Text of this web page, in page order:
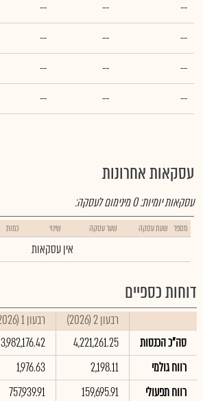
--
--
--
--
--
--
--
--
--
--
--
--
עסקאות אחרונות
עסקאות יומיות:0מינימום לעסקה:
מספר שעת עסקה שער עסקה שינוי כמות
אין עסקאות
דוחות כספיים
רבעון 2 (2026) רבעון 1 (2026)
סה"כ הכנסות
4,221,261.25
3,982,176.42
רווח גולמי
2,198.11
1,976.63
רווח תפעולי
159,695.91
757,939.91